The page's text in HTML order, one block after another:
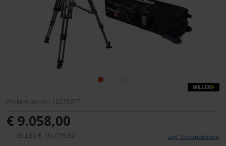
Artikelnummer: 12278377
€ 9.058,00
Brutto:€ 10.779,02 zzgl. Versandkosten